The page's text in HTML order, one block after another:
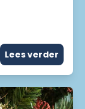
Lees verder